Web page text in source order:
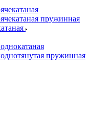
пружинная
пружинная